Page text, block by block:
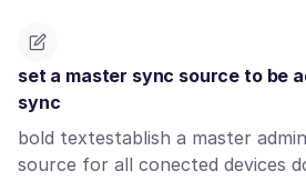
set a master sync source to be
sync
bold textestablish a master
source for all conected devices